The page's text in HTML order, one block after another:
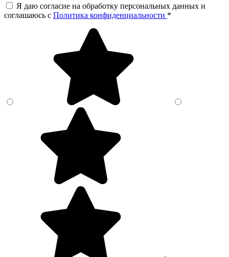
Я даю согласие на обработку персональных данных и
соглашаюсь c Политика конфиденциальности *